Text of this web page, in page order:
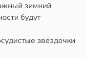
зимний
будут
звёздочки